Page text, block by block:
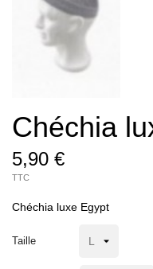
Chéchia
5,90 €
TTC
Chéchia luxe Egypt
Taille